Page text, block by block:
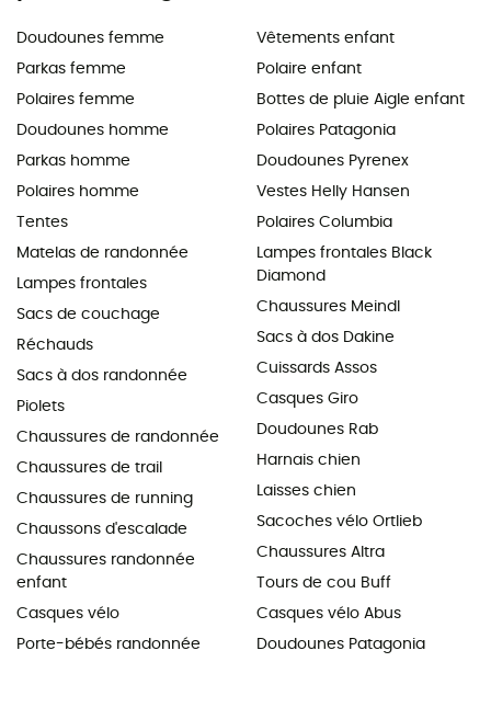
Doudounes femme
Parkas femme
Polaires femme
Doudounes homme
Parkas homme
Polaires homme
Tentes
Matelas de randonnée
Lampes frontales
Sacs de couchage
Réchauds
Sacs à dos randonnée
Piolets
Chaussures de randonnée
Chaussures de trail
Chaussures de running
Chaussons d'escalade
Chaussures randonnée
enfant
Casques vélo
Porte-bébés randonnée
Vêtements enfant
Polaire enfant
Bottes de pluie Aigle enfant
Polaires Patagonia
Doudounes Pyrenex
Vestes Helly Hansen
Polaires Columbia
Lampes frontales Black
Diamond
Chaussures Meindl
Sacs à dos Dakine
Cuissards Assos
Casques Giro
Doudounes Rab
Harnais chien
Laisses chien
Sacoches vélo Ortlieb
Chaussures Altra
Tours de cou Buff
Casques vélo Abus
Doudounes Patagonia